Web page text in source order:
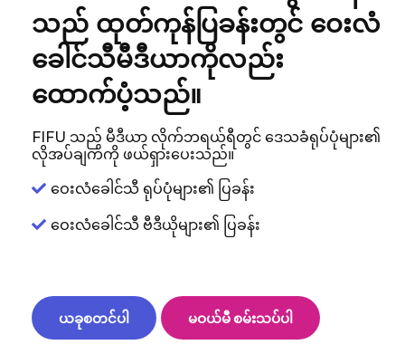
သည် ထုတ်ကုန်ပြခန်းတွင် ဝေးလံ
ခေါင်သီမီဒီယာကိုလည်း
ထောက်ပံ့သည်။
FIFU သည် မီဒီယာ လိုက်ဘရယ်ရီတွင် ဒေသခံရုပ်ပုံများ၏
လိုအပ်ချက်ကို ဖယ်ရှားပေးသည်။
ဝေးလံခေါင်သီ ရုပ်ပုံများ၏ ပြခန်း
ဝေးလံခေါင်သီ ဗီဒီယိုများ၏ ပြခန်း
ယခုစတင်ပါ မဝယ်မီ စမ်းသပ်ပါ